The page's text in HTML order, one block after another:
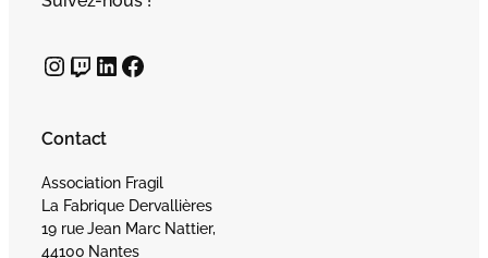
InstagramTwitch LinkedIn Facebook
Contact
Association Fragil
La Fabrique Dervallières
19 rue Jean Marc Nattier,
44100 Nantes